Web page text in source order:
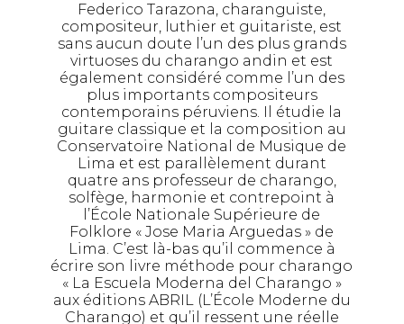
Federico Tarazona, charanguiste,
compositeur, luthier et guitariste, est
sans aucun doute l’un des plus grands
virtuoses du charango andin et est
également considéré comme l’un des
plus importants compositeurs
contemporains péruviens. Il étudie la
guitare classique et la composition au
Conservatoire National de Musique de
Lima et est parallèlement durant
quatre ans professeur de charango,
solfège, harmonie et contrepoint à
l’École Nationale Supérieure de
Folklore « Jose Maria Arguedas » de
Lima. C’est là-bas qu’il commence à
écrire son livre méthode pour charango
« La Escuela Moderna del Charango »
aux éditions ABRIL (L’École Moderne du
Charango) et qu’il ressent une réelle